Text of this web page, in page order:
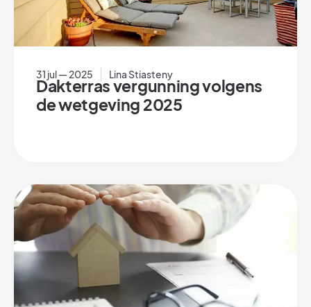
31 jul — 2025 Lina Stiasteny
Dakterras vergunning volgens
de wetgeving 2025